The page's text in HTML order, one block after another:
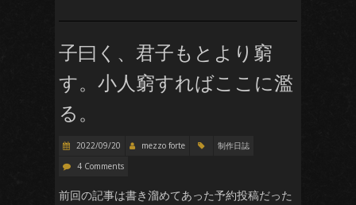
子曰く、君子もとより窮
す。小人窮すればここに濫
る。
2022/09/20 mezzo forte
制作日誌
4 Comments
前回の記事は書き溜めてあった予約投稿だった